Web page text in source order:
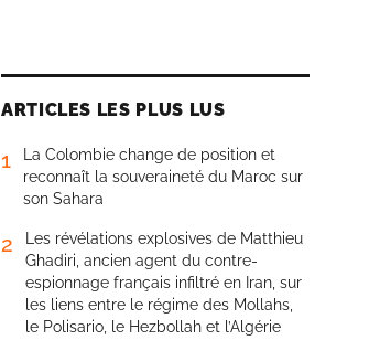
ARTICLES LES PLUS LUS
1
La Colombie change de position et
reconnaît la souveraineté du Maroc sur
son Sahara
2
Les révélations explosives de Matthieu
Ghadiri, ancien agent du contre-
espionnage français infiltré en Iran, sur
les liens entre le régime des Mollahs,
le Polisario, le Hezbollah et l’Algérie